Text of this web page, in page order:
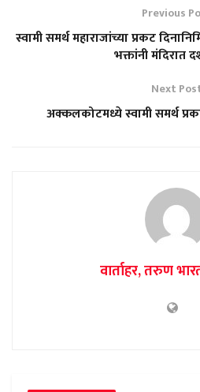
Previous
स्वामी समर्थ महाराजांच्या प्रकट
भक्तांनी मंदिरात
Next
अक्कलकोटमध्ये स्वामी समर्थ
वार्ताहर, तरुण